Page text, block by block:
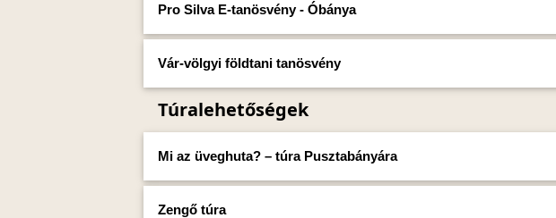
Pro Silva E-tanösvény - Óbánya
Vár-völgyi földtani tanösvény
Túralehetőségek
Mi az üveghuta? – túra Pusztabányára
Zengő túra